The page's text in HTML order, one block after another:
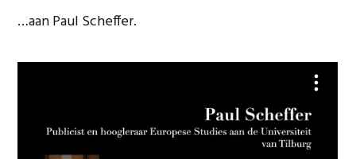
…aan Paul Scheffer.